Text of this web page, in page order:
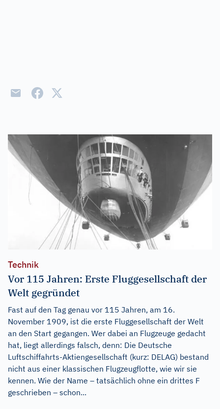
Technik
Vor 115 Jahren: Erste Fluggesellschaft der
Welt gegründet
Fast auf den Tag genau vor 115 Jahren, am 16.
November 1909, ist die erste Fluggesellschaft der Welt
an den Start gegangen. Wer dabei an Flugzeuge gedacht
hat, liegt allerdings falsch, denn: Die Deutsche
Luftschiffahrts-Aktiengesellschaft (kurz: DELAG) bestand
nicht aus einer klassischen Flugzeugflotte, wie wir sie
kennen. Wie der Name – tatsächlich ohne ein drittes F
geschrieben – schon...